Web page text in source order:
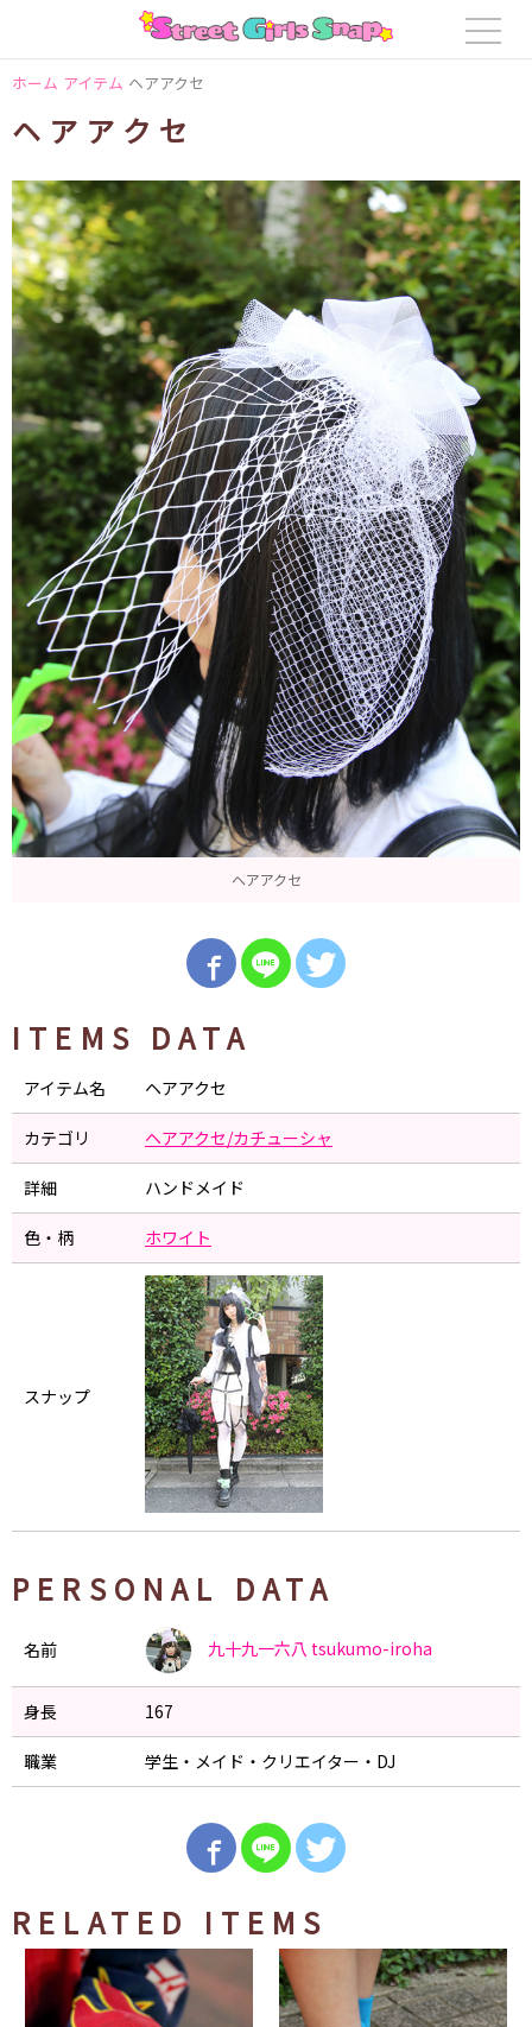
ホーム アイテム ヘアアクセ
ヘアアクセ
ヘアアクセ
ITEMS DATA
アイテム名 ヘアアクセ
カテゴリ ヘアアクセ/カチューシャ
詳細 ハンドメイド
色・柄 ホワイト
スナップ
PERSONAL DATA
名前 九十九一六八 tsukumo-iroha
身長 167
職業 学生・メイド・クリエイター・DJ
RELATED ITEMS